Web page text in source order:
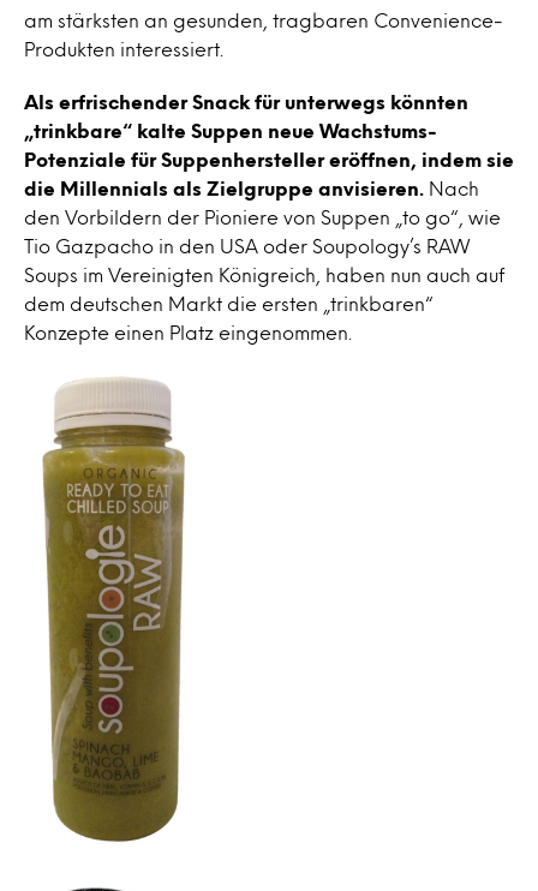
am stärksten an gesunden, tragbaren Convenience-
Produkten interessiert.
Als erfrischender Snack für unterwegs könnten
„trinkbare“ kalte Suppen neue Wachstums-
Potenziale für Suppenhersteller eröffnen, indem sie
die Millennials als Zielgruppe anvisieren.
Nach
den Vorbildern der Pioniere von Suppen „to go“, wie
Tio Gazpacho in den USA oder Soupology’s RAW
Soups im Vereinigten Königreich, haben nun auch auf
dem deutschen Markt die ersten „trinkbaren“
Konzepte einen Platz eingenommen.